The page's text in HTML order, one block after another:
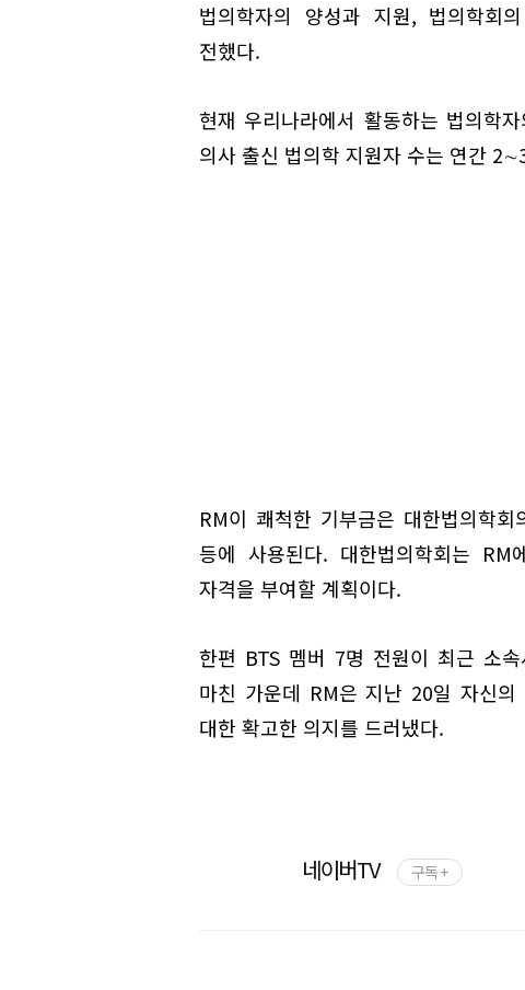
법의학자의 양성과 지원, 법의학회
전했다.
현재 우리나라에서 활동하는 법의학
의사 출신 법의학 지원자 수는 연간
RM이 쾌척한 기부금은 대한법의학
등에 사용된다. 대한법의학회는 RM
자격을 부여할 계획이다.
한편 BTS 멤버 7명 전원이 최근 소
마친 가운데 RM은 지난 20일 자신의
대한 확고한 의지를 드러냈다.
네이버TV 구독 +